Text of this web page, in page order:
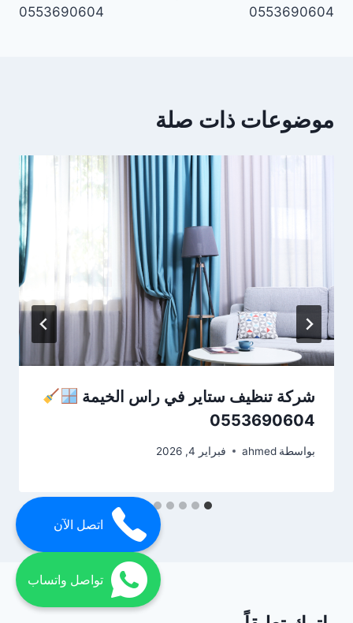
0553690604
0553690604
موضوعات ذات صلة
شركة تنظيف ستاير في راس الخيمة
0553690604
بواسطة ahmed فبراير 4, 2026
اتصل الآن
تواصل واتساب